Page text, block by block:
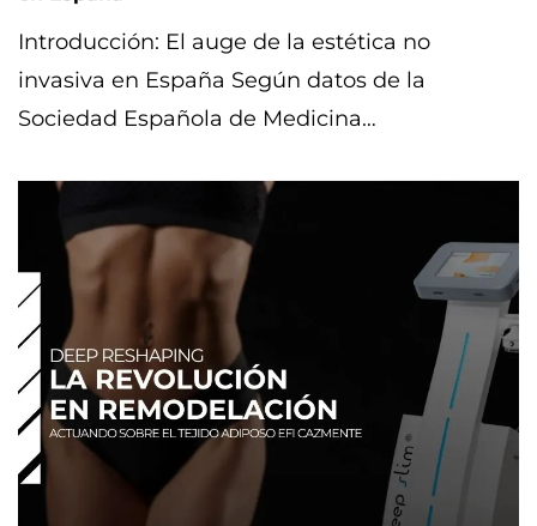
Introducción: El auge de la estética no
invasiva en España Según datos de la
Sociedad Española de Medicina…